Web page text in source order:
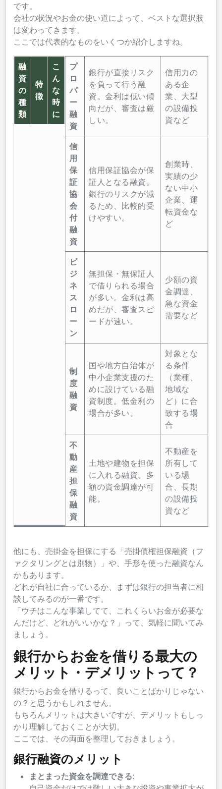
です。
会社の状況やお金の使い道によって、ベストな選択肢
は変わってきます。
ここでは代表的なものをいくつか紹介しますね。
融
資
の
種
類
特
徴
こ
ん
な
時
に
プ
ロ
パ
ー
融
資
銀行が直接リスク
を負って行う融
資。金利は低い傾
向だが、審査は厳
しい。
信用力の
ある企
業、大型
の設備投
資など
信
用
保
証
協
会
付
融
資
信用保証協会が保
証人となる融資。
銀行のリスクが減
るため、比較的受
けやすい。
創業時、
実績の少
ない中小
企業、運
転資金な
ど
ビ
ジ
ネ
ス
ロ
ー
ン
無担保・無保証人
で借りられる場合
が多い。金利は高
めだが、審査スピ
ードが速い。
少額の資
金調達、
急な資金
需要など
制
度
融
資
国や地方自治体が
中小企業支援のた
めに設けている融
資制度。低金利の
場合が多い。
対象とな
る条件
（業種、
地域な
ど）に合
致する場
合
不
動
産
担
保
融
資
土地や建物を担保
に入れる融資。多
額の資金調達が可
能。
不動産を
所有して
いる場
合、長期
の設備投
資など
他にも、売掛金を担保にする「売掛債権担保融資（フ
ァクタリングとは別物）」や、手形を使った融資なん
かもあります。
どれが自社に合っているか、まずは銀行の担当者に相
談してみるのが一番です。
「ウチはこんな事業してて、これくらいお金が必要な
んだけど、どれがいいかな？」って、気軽に聞いてみ
ましょう。
銀行からお金を借りる最大の
メリット・デメリットって？
銀行からお金を借りるって、良いことばかりじゃない
の？と思うかもしれません。
もちろんメリットは大きいですが、デメリットもしっ
かり理解しておくことが大切。
ここでは、その両面を整理しておきましょう。
銀行融資のメリット
まとまった資金を調達できる: